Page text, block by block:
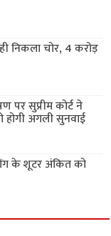
निकला चोर, 4 करोड़
पर सुप्रीम कोर्ट ने
होगी अगली सुनवाई
के शूटर अंकित को